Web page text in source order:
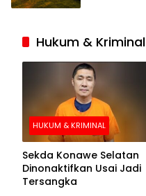
Hukum & Kriminal
HUKUM & KRIMINAL
Sekda Konawe Selatan
Dinonaktifkan Usai Jadi
Tersangka